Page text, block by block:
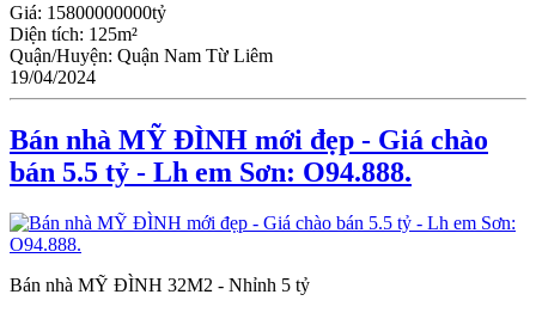
Giá: 15800000000tỷ
Diện tích: 125m²
Quận/Huyện: Quận Nam Từ Liêm
19/04/2024
Bán nhà MỸ ĐÌNH mới đẹp - Giá chào
bán 5.5 tỷ - Lh em Sơn: O94.888.
Bán nhà MỸ ĐÌNH 32M2 - Nhỉnh 5 tỷ